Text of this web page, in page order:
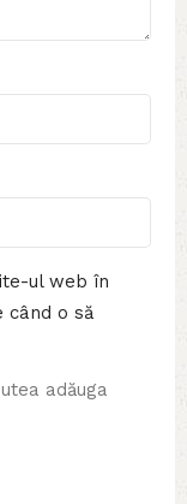
ul web în
când o să
adăuga